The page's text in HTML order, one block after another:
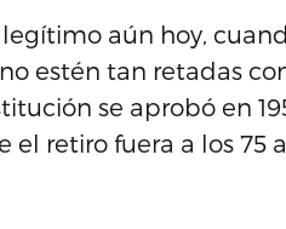
aún hoy,
estén tan retadas
se aprobó en
retiro fuera a los 75